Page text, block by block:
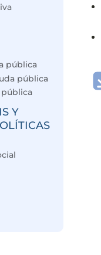
pública
pública
Y